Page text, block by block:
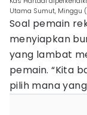
Utama Sumut, Minggu
Soal pemain
menyiapkan
yang lambat
pemain. “Kita
pilih mana